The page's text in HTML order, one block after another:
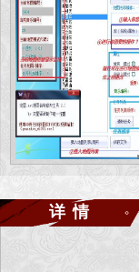
详情